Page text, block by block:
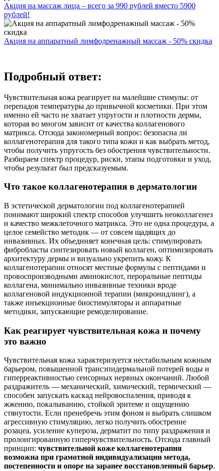
Акция на массаж лица – всего за 990 рублей вместо 5900
рублей!
Акция на аппаратный лимфодренажный массаж - 50% скидка
Подробный ответ:
Чувствительная кожа реагирует на малейшие стимулы: от
перепадов температуры до привычной косметики. При этом
именно ей часто не хватает упругости и плотности дермы,
которая во многом зависит от качества коллагенового
матрикса. Отсюда закономерный вопрос: безопасна ли
коллагенотерапия для такого типа кожи и как выбрать метод,
чтобы получить упругость без обострения чувствительности.
Разбираем спектр процедур, риски, этапы подготовки и уход,
чтобы результат был предсказуемым.
Что такое коллагенотерапия в дерматологии
В эстетической дерматологии под коллагенотерапией
понимают широкий спектр способов улучшить неоколлагенез
и качество межклеточного матрикса. Это не одна процедура, а
целое семейство методик — от совсем щадящих до
инвазивных. Их объединяет конечная цель: стимулировать
фибробласты синтезировать новый коллаген, оптимизировать
архитектуру дермы и визуально укрепить кожу. К
коллагенотерапии относят местные формулы с пептидами и
провоспроизводными аминокислот, пероральные пептиды
коллагена, минимально инвазивные техники вроде
коллагеновой индукционной терапии (микронидлинг), а
также инъекционные биостимуляторы и аппаратные
методики, запускающие ремоделирование.
Как реагирует чувствительная кожа и почему
это важно
Чувствительная кожа характеризуется нестабильным кожным
барьером, повышенной трансэпидермальной потерей воды и
гиперреактивностью сенсорных нервных окончаний. Любой
раздражитель — механический, химический, термический —
способен запускать каскад нейровоспаления, приводя к
жжению, покалыванию, стойкой эритеме и ощущению
стянутости. Если пренебречь этим фоном и выбрать слишком
агрессивную стимуляцию, легко получить обострение
розацеа, усиление купероза, дерматит по типу раздражения и
пролонгированную гиперчувствительность. Отсюда главный
принцип: чувствительной коже коллагенотерапия
возможна при грамотной индивидуализации метода,
постепенности и опоре на заранее восстановленный барьер.